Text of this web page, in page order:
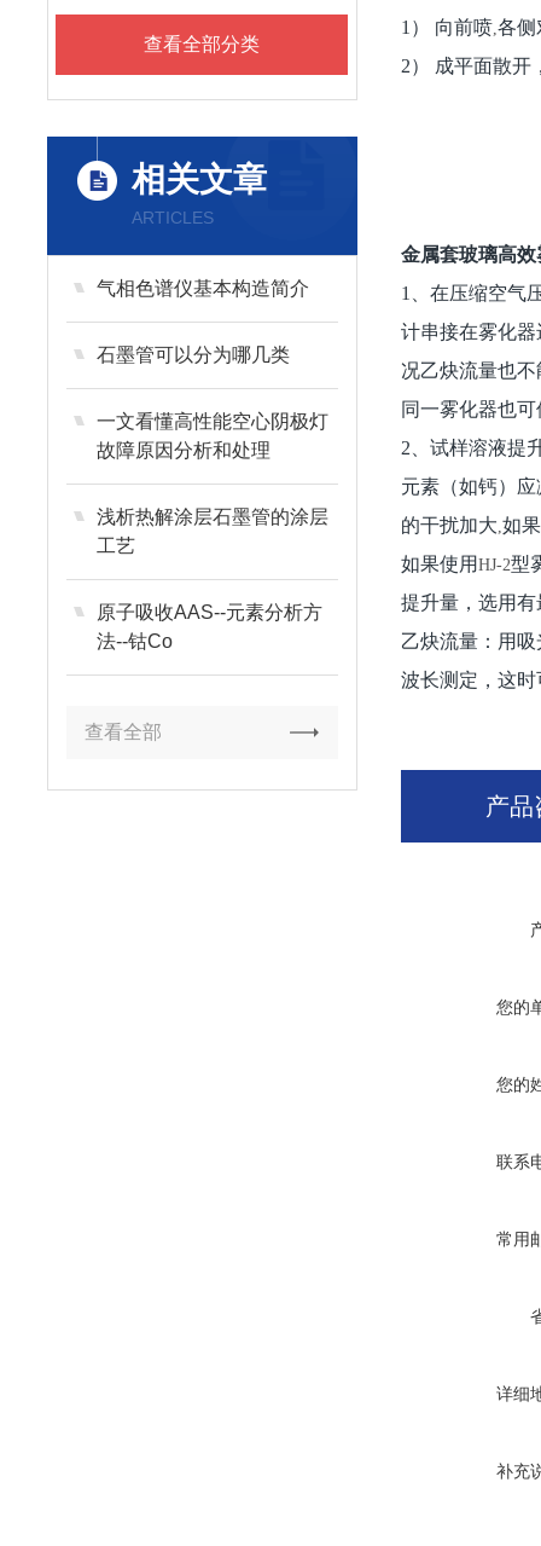
查看全部分类
相关文章
ARTICLES
气相色谱仪基本构造简介
石墨管可以分为哪几类
一文看懂高性能空心阴极灯
故障原因分析和处理
浅析热解涂层石墨管的涂层
工艺
原子吸收AAS--元素分析方
法--钴Co
查看全部
1 ） 向前喷,各侧
2） 成平面散开
金属套玻璃高
1
、在压缩空气
计串接在雾化
况乙炔流量也
同一雾化器也
2 、试样溶液提
元素（如钙）
的干扰加大,如
如果使用HJ-2型
提升量，选用
乙炔流量：用
波长测定，这
产品
您的
您的
联系
常用
详细
补充